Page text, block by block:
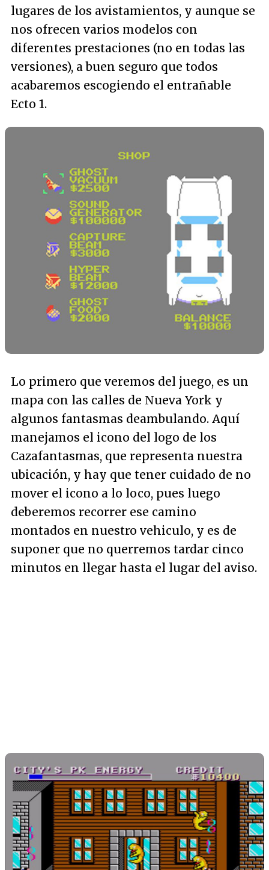
lugares de los avistamientos, y aunque se
nos ofrecen varios modelos con
diferentes prestaciones (no en todas las
versiones), a buen seguro que todos
acabaremos escogiendo el entrañable
Ecto 1.
Lo primero que veremos del juego, es un
mapa con las calles de Nueva York y
algunos fantasmas deambulando. Aquí
manejamos el icono del logo de los
Cazafantasmas, que representa nuestra
ubicación, y hay que tener cuidado de no
mover el icono a lo loco, pues luego
deberemos recorrer ese camino
montados en nuestro vehiculo, y es de
suponer que no querremos tardar cinco
minutos en llegar hasta el lugar del aviso.